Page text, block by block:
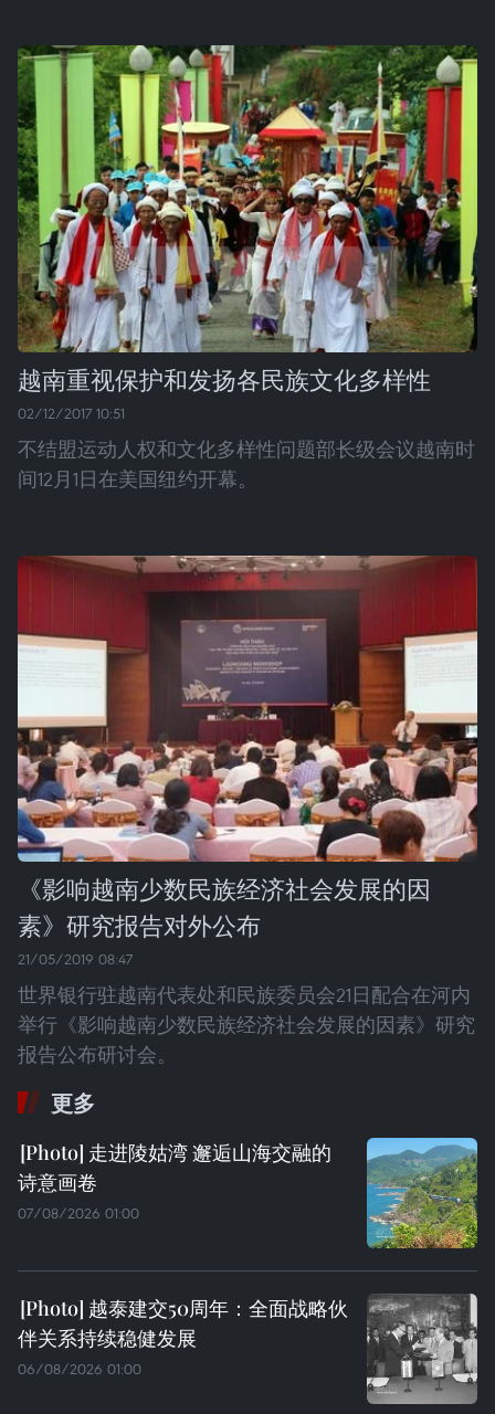
越南重视保护和发扬各民族文化多样性
02/12/2017 10:51
不结盟运动人权和文化多样性问题部长级会议越南时
间12月1日在美国纽约开幕。
《影响越南少数民族经济社会发展的因
素》研究报告对外公布
21/05/2019 08:47
世界银行驻越南代表处和民族委员会21日配合在河内
举行《影响越南少数民族经济社会发展的因素》研究
报告公布研讨会。
更多
走进陵姑湾 邂逅山海交融的
诗意画卷
07/08/2026 01:00
越泰建交50周年：全面战略伙
伴关系持续稳健发展
06/08/2026 01:00